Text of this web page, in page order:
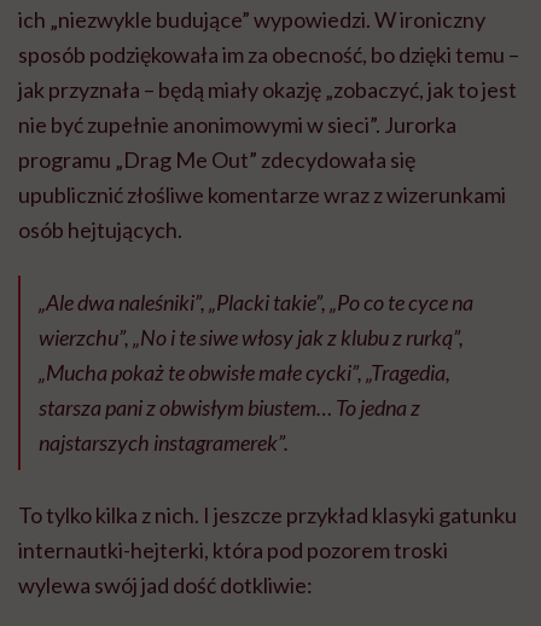
ich „niezwykle budujące” wypowiedzi. W ironiczny
sposób podziękowała im za obecność, bo dzięki temu –
jak przyznała – będą miały okazję „zobaczyć, jak to jest
nie być zupełnie anonimowymi w sieci”. Jurorka
programu „Drag Me Out” zdecydowała się
upublicznić złośliwe komentarze wraz z wizerunkami
osób hejtujących.
„Ale dwa naleśniki”, „Placki takie”, „Po co te cyce na
wierzchu”, „No i te siwe włosy jak z klubu z rurką”,
„Mucha pokaż te obwisłe małe cycki”, „Tragedia,
starsza pani z obwisłym biustem… To jedna z
najstarszych instagramerek”.
To tylko kilka z nich. I jeszcze przykład klasyki gatunku
internautki-hejterki, która pod pozorem troski
wylewa swój jad dość dotkliwie: